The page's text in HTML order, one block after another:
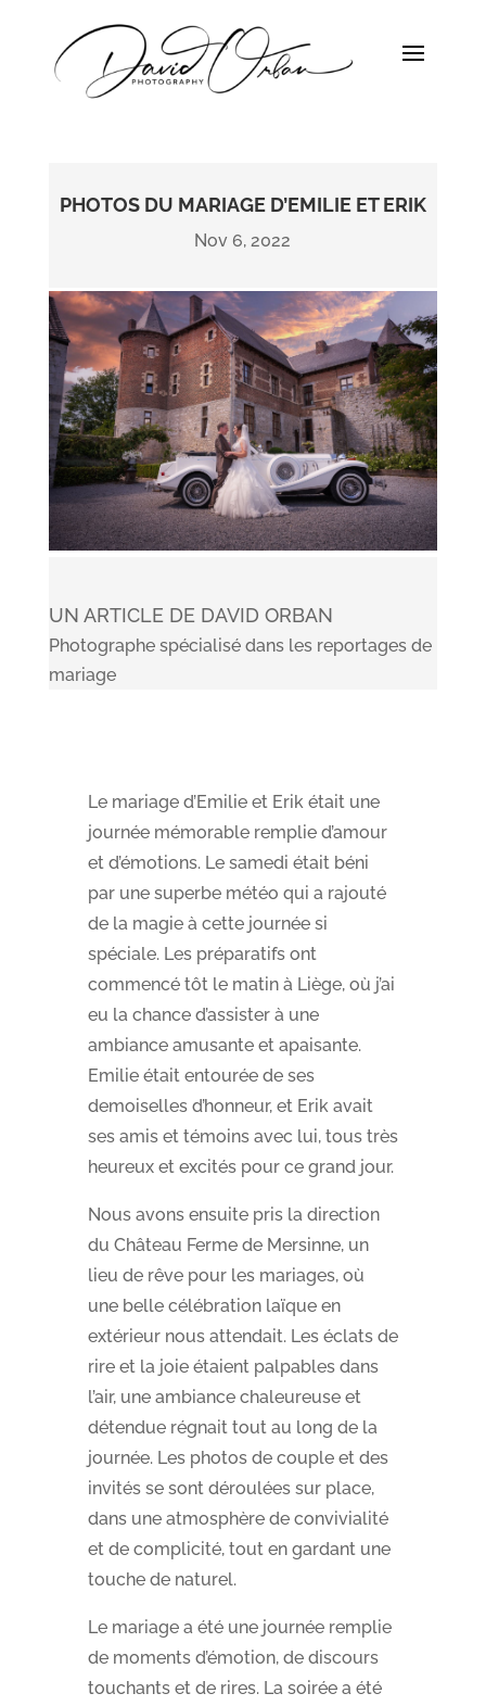
PHOTOS DU MARIAGE D’EMILIE ET ERIK
Nov 6, 2022
UN ARTICLE DE DAVID ORBAN
Photographe spécialisé dans les reportages de
mariage
Le mariage d’Emilie et Erik était une
journée mémorable remplie d’amour
et d’émotions. Le samedi était béni
par une superbe météo qui a rajouté
de la magie à cette journée si
spéciale. Les préparatifs ont
commencé tôt le matin à Liège, où j’ai
eu la chance d’assister à une
ambiance amusante et apaisante.
Emilie était entourée de ses
demoiselles d’honneur, et Erik avait
ses amis et témoins avec lui, tous très
heureux et excités pour ce grand jour.
Nous avons ensuite pris la direction
du Château Ferme de Mersinne, un
lieu de rêve pour les mariages, où
une belle célébration laïque en
extérieur nous attendait. Les éclats de
rire et la joie étaient palpables dans
l’air, une ambiance chaleureuse et
détendue régnait tout au long de la
journée. Les photos de couple et des
invités se sont déroulées sur place,
dans une atmosphère de convivialité
et de complicité, tout en gardant une
touche de naturel.
Le mariage a été une journée remplie
de moments d’émotion, de discours
touchants et de rires. La soirée a été